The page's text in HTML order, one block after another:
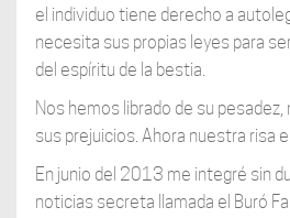
el individuo tiene derecho a
necesita sus propias leyes para
del espíritu de la bestia.
Nos hemos librado de su
sus prejuicios. Ahora nuestra risa
En junio del 2013 me integré sin
noticias secreta llamada el Buró